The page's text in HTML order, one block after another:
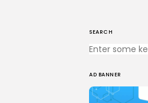
SEARCH
AD BANNER